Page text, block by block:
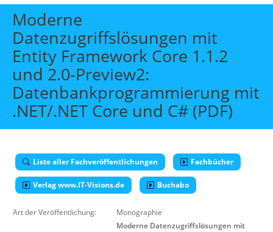
Start
Themen
Beratung
Individuelle Schulungen
Offene Seminare
Wissen
Suche
Moderne
Datenzugriffslösungen mit
Entity Framework Core 1.1.2
und 2.0-Preview2:
Datenbankprogrammierung mit
.NET/.NET Core und C# (PDF)
Liste aller Fachveröffentlichungen Fachbücher
Verlag www.IT-Visions.de Buchabo
Art der Veröffentlichung: Monographie
Moderne Datenzugriffslösungen mit